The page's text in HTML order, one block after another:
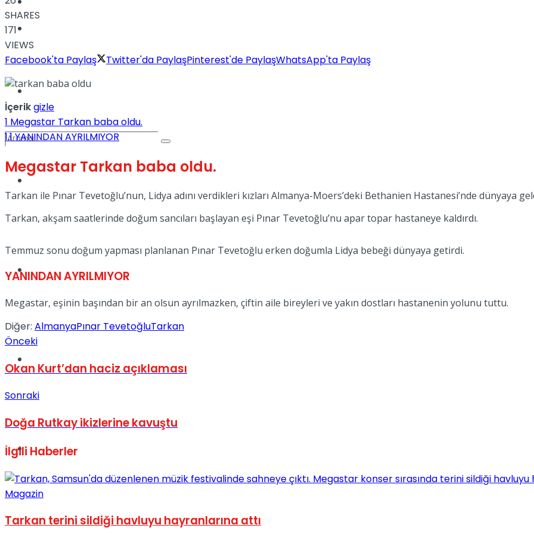
Dünya
Türkiye
Müzik
Tatil
SHARES
171
VIEWS
Facebook'ta Paylaş
Twitter'da PaylaşPinterest'de PaylaşWhatsApp'ta Paylaş
İçerikgizle
1 Megastar Tarkan baba oldu.
1.1YANINDAN AYRILMIYOR
Megastar Tarkan baba oldu.
Tarkan ile Pınar Tevetoğlu’nun, Lidya adını verdikleri kızları Almanya-Moers’deki Bethanien Hastanesi’nde dünyaya
Tarkan, akşam saatlerinde doğum sancıları başlayan eşi Pınar Tevetoğlu’nu apar topar hastaneye kaldırdı.
Temmuz sonu doğum yapması planlanan Pınar Tevetoğlu erken doğumla Lidya bebeği dünyaya getirdi.
YANINDAN AYRILMIYOR
Megastar, eşinin başından bir an olsun ayrılmazken, çiftin aile bireyleri ve yakın dostları hastanenin yolunu tuttu.
Diğer: AlmanyaPınar TevetoğluTarkan
Önceki
Okan Kurt’dan haciz açıklaması
Sonraki
Doğa Rutkay ikizlerine kavuştu
İlgili Haberler
Magazin
Tarkan terini sildiği havluyu hayranlarına attı